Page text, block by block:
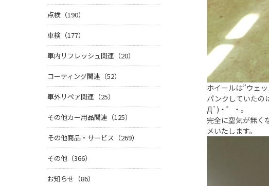
ホイールは”ウェ
パンクしていたの
Д`)・゜・。
完全に空気が無く
メいたします。
点検（190）
車検（177）
車内リフレッシュ関連（20）
コーティング関連（52）
車外リペア関連（25）
その他カー用品関連（125）
その他商品・サービス（269）
その他（366）
お知らせ（86）